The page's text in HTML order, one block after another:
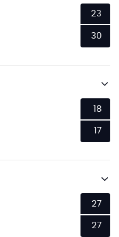
23
30
18
17
27
27